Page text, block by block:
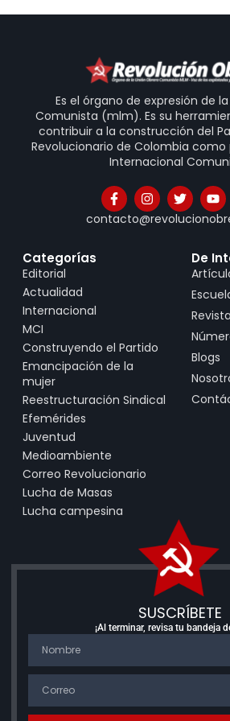
Es el órgano de expresión de
Comunista (mlm). Es su
contribuir a la construcción del
Revolucionario de Colombia
Internacional
Categorías
Editorial
Actualidad
Internacional
MCI
Construyendo el Partido
Emancipación de la
mujer
Reestructuración Sindical
Efemérides
Juventud
Medioambiente
Correo Revolucionario
Lucha de Masas
Lucha campesina
De
Blogs
SUSCRÍBETE
¡Al terminar, revisa tu bandeja